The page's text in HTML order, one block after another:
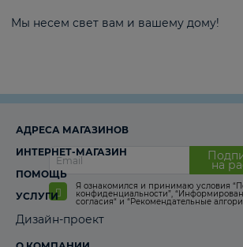
Мы несем свет вам и вашему дому!
на
Я ознакомился и принимаю условия
конфиденциальности”,
согласия“ и “Рекомендательные
АДРЕСА МАГАЗИНОВ
ИНТЕРНЕТ-МАГАЗИН
ПОМОЩЬ
УСЛУГИ
Дизайн-проект